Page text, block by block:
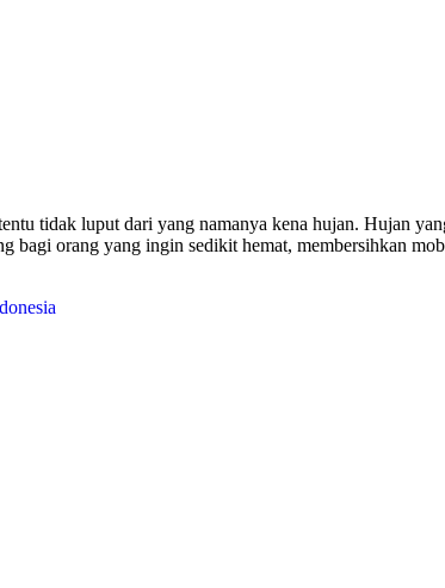
tidak luput dari yang namanya kena hujan. Hujan
bagi orang yang ingin sedikit hemat, membersihkan